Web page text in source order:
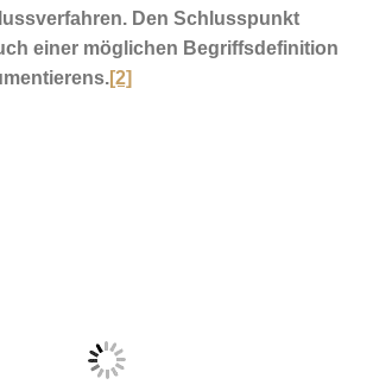
Den Schlusspunkt
einer möglichen Begriffsdefinition
[2]